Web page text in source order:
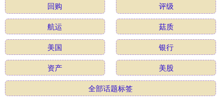
回购
评级
航运
菇质
美国
银行
资产
美股
全部话题标签